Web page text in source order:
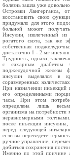
болезнь зашла уже довольно
Островки Лангерганса,
восстановить свою
придумало для этого
больной может
Инсулин, извлеченный
рогатого скота, так же
собственная
достаточно 1 - 2 мг
Трудность, однако,
с сахарным диабетом
поджелудочной железы
инсулин выделялся в
соразмеренных
При назначении инъекций
его определенными
часы. При этом
определена лишь
организма на потребности
неравномерными
после инъекции
перед следующей
если вы переведете
ручное управление,
добиться сохранения
Именно по этой причине